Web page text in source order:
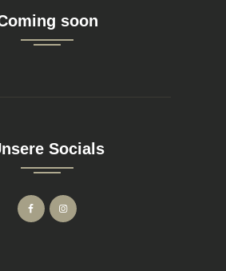
soon
Socials